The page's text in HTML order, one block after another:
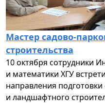
Мастер садово-
строительства
10 октября сотрудники
и математики ХГУ
направления
и ландшафтного